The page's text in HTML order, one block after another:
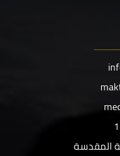
المقدسة